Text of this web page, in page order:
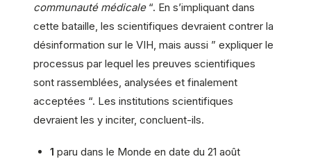
communauté médicale“. En s’impliquant dans
cette bataille, les scientifiques devraient contrer la
désinformation sur le VIH, mais aussi ” expliquer le
processus par lequel les preuves scientifiques
sont rassemblées, analysées et finalement
acceptées “. Les institutions scientifiques
devraient les y inciter, concluent-ils.
1 paru dans le Monde en date du 21 août